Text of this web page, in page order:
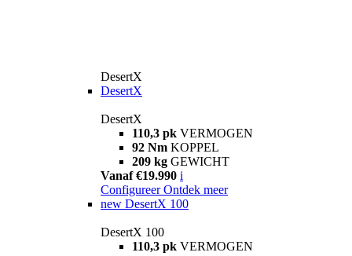
DesertX
DesertX
DesertX
110,3 pk VERMOGEN
92 Nm KOPPEL
209 kg GEWICHT
Vanaf €19.990 i
Configureer Ontdek meer
new DesertX 100
DesertX 100
110,3 pk VERMOGEN